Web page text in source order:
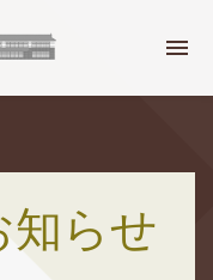
知らせ